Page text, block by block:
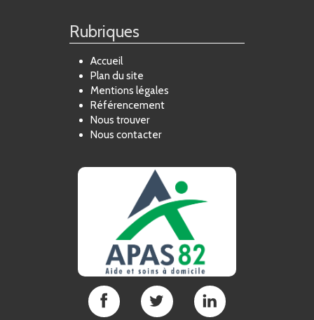
Rubriques
Accueil
Plan du site
Mentions légales
Référencement
Nous trouver
Nous contacter
APAS
APAS
APAS